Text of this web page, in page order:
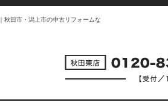
田市・潟上市の中古リフォームな